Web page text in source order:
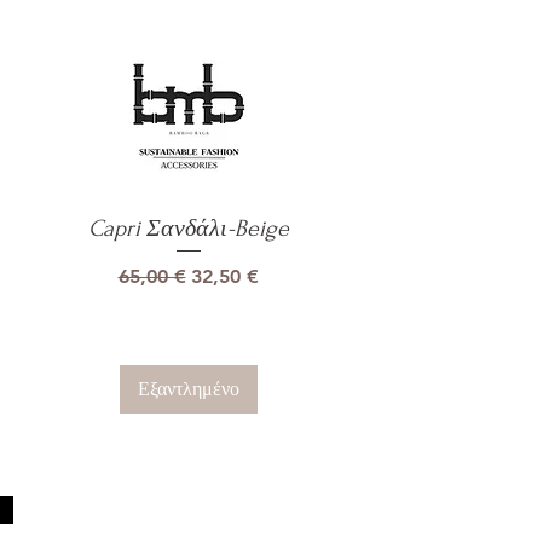
Γρήγορη προβολή
Capri Σανδάλι-Beige
Κανονική τιμή
65,00 € Τιμή Έκπτωσης
32,50 €
Εξαντλημένο